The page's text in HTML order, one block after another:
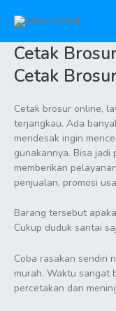
Cetak
Cetak
Cetak brosur online,
terjangkau. Ada
mendesak ingin
gunakannya. Bisa
memberikan
penjualan, promosi
Barang tersebut
Cukup duduk santai
Coba rasakan sendiri
murah. Waktu sangat
percetakan dan